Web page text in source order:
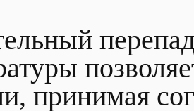
принимая